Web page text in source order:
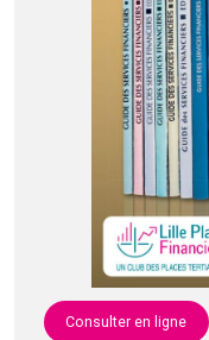
Consulter en ligne